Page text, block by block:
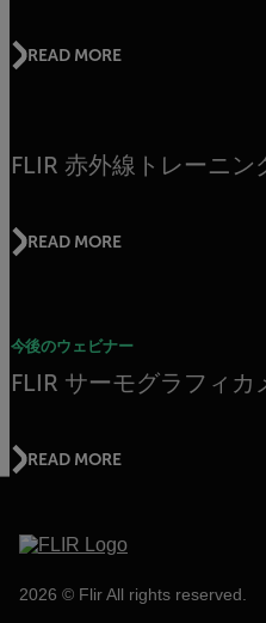
READ MORE
FLIR 赤外線トレーニン
READ MORE
今後のウェビナー
FLIR サーモグラフィカ
READ MORE
2026 © Flir All rights reserved.